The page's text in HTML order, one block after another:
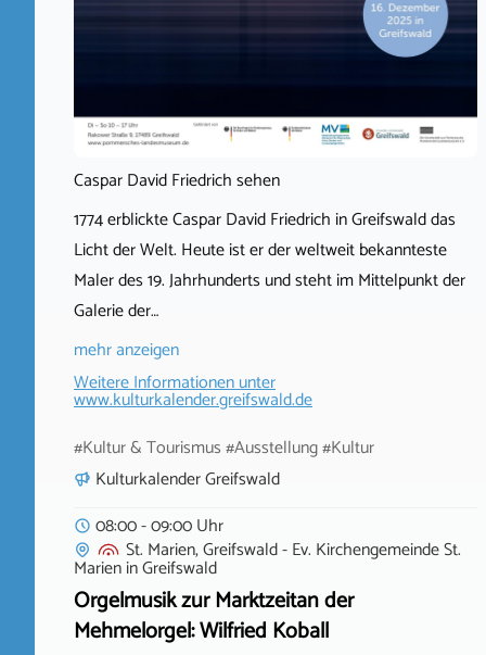
Caspar David Friedrich sehen
1774 erblickte Caspar David Friedrich in Greifswald das
Licht der Welt. Heute ist er der weltweit bekannteste
Maler des 19. Jahrhunderts und steht im Mittelpunkt der
Galerie der…
mehr anzeigen
Weitere Informationen unter
www.kulturkalender.greifswald.de
#Kultur & Tourismus #Ausstellung #Kultur
Kulturkalender Greifswald
08:00 - 09:00 Uhr
St. Marien, Greifswald - Ev. Kirchengemeinde St.
MarieninGreifswald
Orgelmusik zur Marktzeitan der
Mehmelorgel: Wilfried Koball